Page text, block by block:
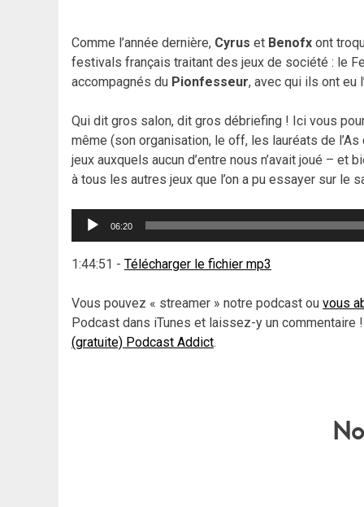
Comme l’année dernière, Cyrus et Benofx ont
festivals français traitant des jeux de société : le
accompagnés du Pionfesseur, avec qui ils ont eu
Qui dit gros salon, dit gros débriefing ! Ici vous
même (son organisation, le off, les lauréats de l’As
jeux auxquels aucun d’entre nous n’avait joué – et
à tous les autres jeux que l’on a pu essayer sur le
Lecteur
06:20
1:44:51 - Télécharger le fichier mp3
Vous pouvez « streamer » notre podcast ou vous
Podcast dans iTunes et laissez-y un commentaire
(gratuite) Podcast Addict.